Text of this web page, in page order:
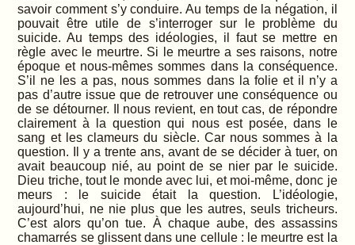
savoir comment s’y conduire. Au temps de la négation, il
pouvait être utile de s’interroger sur le problème du
suicide. Au temps des idéologies, il faut se mettre en
règle avec le meurtre. Si le meurtre a ses raisons, notre
époque et nous-mêmes sommes dans la conséquence.
S’il ne les a pas, nous sommes dans la folie et il n’y a
pas d’autre issue que de retrouver une conséquence ou
de se détourner. Il nous revient, en tout cas, de répondre
clairement à la question qui nous est posée, dans le
sang et les clameurs du siècle. Car nous sommes à la
question. Il y a trente ans, avant de se décider à tuer, on
avait beaucoup nié, au point de se nier par le suicide.
Dieu triche, tout le monde avec lui, et moi-même, donc je
meurs : le suicide était la question. L’idéologie,
aujourd’hui, ne nie plus que les autres, seuls tricheurs.
C’est alors qu’on tue. À chaque aube, des assassins
chamarrés se glissent dans une cellule : le meurtre est la